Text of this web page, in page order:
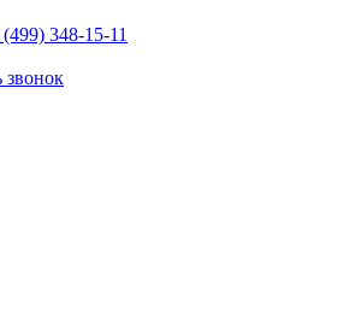
348-15-11
звонок